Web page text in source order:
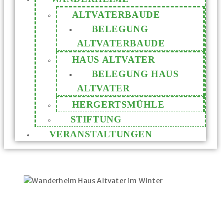
ALTVATERBAUDE
BELEGUNG
ALTVATERBAUDE
HAUS ALTVATER
BELEGUNG HAUS
ALTVATER
HERGERTSMÜHLE
STIFTUNG
VERANSTALTUNGEN